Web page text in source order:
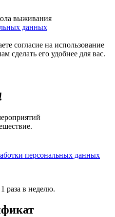
выживания
данных
согласие на использование
сделать его удобнее для вас.
персональных данных
раза в неделю.